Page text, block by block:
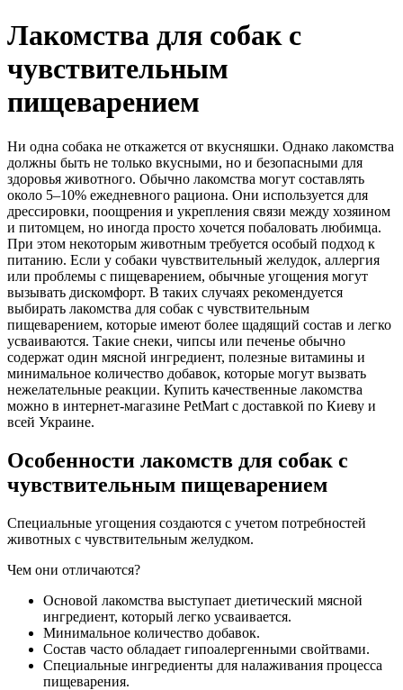
Лакомства для собак с
чувствительным
пищеварением
Ни одна собака не откажется от вкусняшки. Однако лакомства
должны быть не только вкусными, но и безопасными для
здоровья животного. Обычно лакомства могут составлять
около 5–10% ежедневного рациона. Они используется для
дрессировки, поощрения и укрепления связи между хозяином
и питомцем, но иногда просто хочется побаловать любимца.
При этом некоторым животным требуется особый подход к
питанию. Если у собаки чувствительный желудок, аллергия
или проблемы с пищеварением, обычные угощения могут
вызывать дискомфорт. В таких случаях рекомендуется
выбирать лакомства для собак с чувствительным
пищеварением, которые имеют более щадящий состав и легко
усваиваются. Такие снеки, чипсы или печенье обычно
содержат один мясной ингредиент, полезные витамины и
минимальное количество добавок, которые могут вызвать
нежелательные реакции. Купить качественные лакомства
можно в интернет-магазине PetMart с доставкой по Киеву и
всей Украине.
Особенности лакомств для собак с
чувствительным пищеварением
Специальные угощения создаются с учетом потребностей
животных с чувствительным желудком.
Чем они отличаются?
Основой лакомства выступает диетический мясной
ингредиент, который легко усваивается.
Минимальное количество добавок.
Состав часто обладает гипоалергенными свойтвами.
Специальные ингредиенты для налаживания процесса
пищеварения.